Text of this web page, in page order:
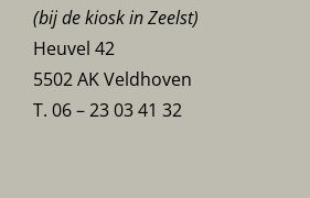
(bij de kiosk in Zeelst)
Heuvel 42
5502 AK Veldhoven
T. 06 – 23 03 41 32